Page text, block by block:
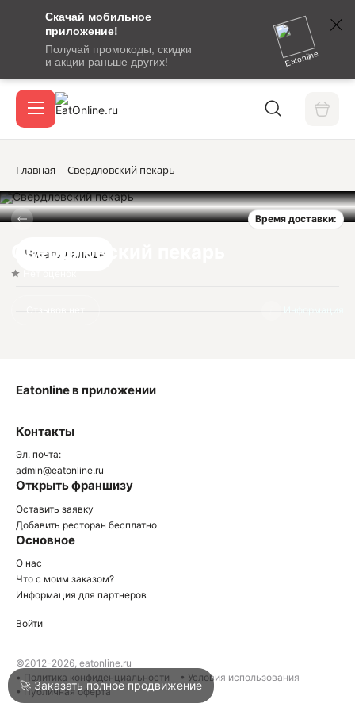
Скачай мобильное
приложение!
Получай промокоды, скидки
и акции раньше других!
Eatonline
сообщение
кодом
подтверждения
Акции
Войти
Написать в техподдержку
Главная Свердловский пекарь
Время доставки:
Свердловский пекарь
Отзывов нет Информация
Читать дальше
Контакты
Эл. почта:
admin@eatonline.ru
Открыть франшизу
Оставить заявку
Добавить ресторан бесплатно
Основное
О нас
Что с моим заказом?
Информация для партнеров
Eatonline в приложении
Войти
©2012-2026, eatonline.ru
• Политика конфиденциальности
• Условия использования
• Публичная оферта
🚀 Заказать полное продвижение